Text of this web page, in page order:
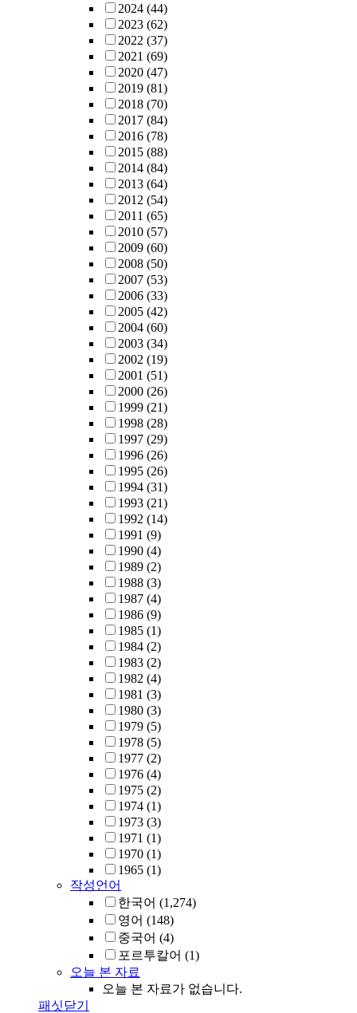
2024 (44)
2023 (62)
2022 (37)
2021 (69)
2020 (47)
2019 (81)
2018 (70)
2017 (84)
2016 (78)
2015 (88)
2014 (84)
2013 (64)
2012 (54)
2011 (65)
2010 (57)
2009 (60)
2008 (50)
2007 (53)
2006 (33)
2005 (42)
2004 (60)
2003 (34)
2002 (19)
2001 (51)
2000 (26)
1999 (21)
1998 (28)
1997 (29)
1996 (26)
1995 (26)
1994 (31)
1993 (21)
1992 (14)
1991 (9)
1990 (4)
1989 (2)
1988 (3)
1987 (4)
1986 (9)
1985 (1)
1984 (2)
1983 (2)
1982 (4)
1981 (3)
1980 (3)
1979 (5)
1978 (5)
1977 (2)
1976 (4)
1975 (2)
1974 (1)
1973 (3)
1971 (1)
1970 (1)
1965 (1)
작성언어
한국어 (1,274)
영어 (148)
중국어 (4)
포르투칼어 (1)
오늘 본 자료
오늘 본 자료가 없습니다.
패싯닫기